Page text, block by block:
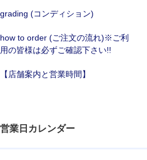
grading (コンディション)
how to order (ご注文の流れ)※ご利
用の皆様は必ずご確認下さい!!
【店舗案内と営業時間】
営業日カレンダー